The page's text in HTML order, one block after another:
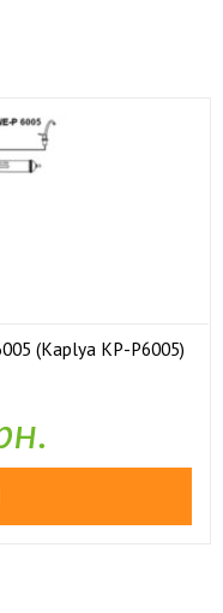
(Kaplya KP-P6005)